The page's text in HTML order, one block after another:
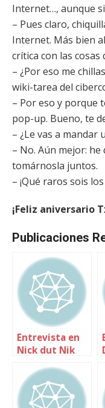
Internet…, aunque
– Pues claro,
Internet. Más bien
crítica con las
– ¿Por eso me
wiki-tarea del
– Por eso y porque
pop-up. Bueno, te
– ¿Le vas a mandar
– No. Aún mejor:
tomárnosla juntos.
– ¡Qué raros sois
¡Feliz aniversario
Publicaciones
Entrevista en
Nick dut Nik